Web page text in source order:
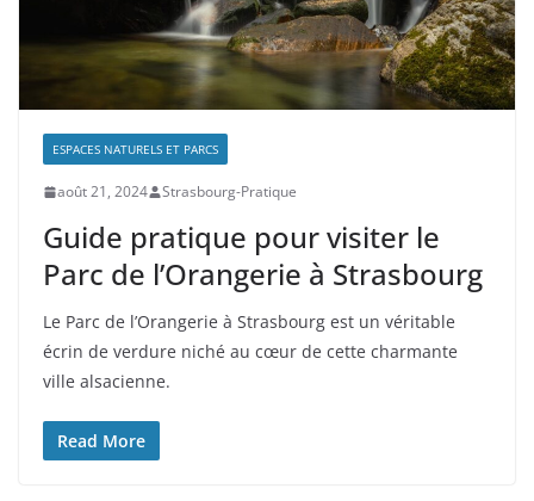
ESPACES NATURELS ET PARCS
août 21, 2024 Strasbourg-Pratique
Guide pratique pour visiter le
Parc de l’Orangerie à Strasbourg
Le Parc de l’Orangerie à Strasbourg est un véritable
écrin de verdure niché au cœur de cette charmante
ville alsacienne.
Read More